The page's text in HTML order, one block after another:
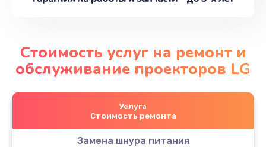
Стоимость услуг на ремонт и
обслуживание проекторов LG
Услуга
Стоимость ремонта
Замена шнура питания